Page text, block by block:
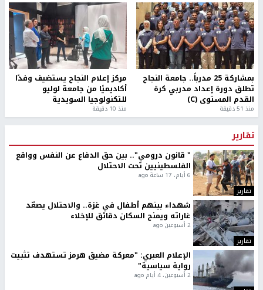
بمشاركة 25 مدرباً.. جامعة النجاح
تطلق دورة إعداد مدربي كرة
القدم المستوى (C)
منذ 51 دقيقة
مركز إعلام النجاح يستضيف وفدًا
أكاديميًا من جامعة لوليو
للتكنولوجيا السويدية
منذ 10 دقيقة
تقارير
تقارير
" قانون درومي".. بين حق الدفاع عن النفس وواقع
الفلسطينيين تحت الاحتلال
6 أيام، 17 ساعة ago
تقارير
شهداء بينهم أطفال في غزة.. والاحتلال يصعّد
غاراته ويمنح السكان دقائق للإخلاء
2 أسبوعين ago
الإعلام العبري: "معركة مضيق هرمز تستهدف تثبيت
رواية سياسية"
2 أسبوعين، 4 أيام ago